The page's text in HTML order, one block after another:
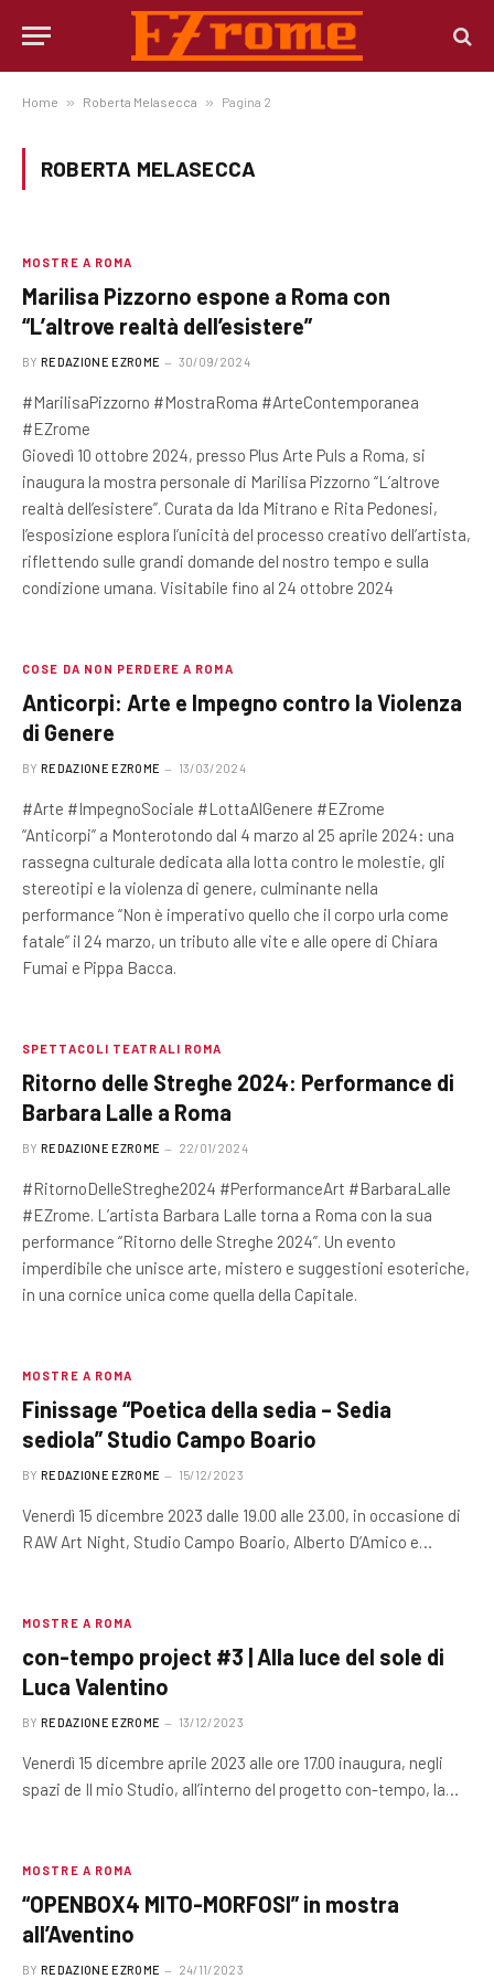
Home » Roberta Melasecca » Pagina 2
ROBERTA MELASECCA
MOSTRE A ROMA
Marilisa Pizzorno espone a Roma con
“L’altrove realtà dell’esistere”
BY REDAZIONE EZROME 30/09/2024
#MarilisaPizzorno #MostraRoma #ArteContemporanea
#EZrome
Giovedì 10 ottobre 2024, presso Plus Arte Puls a Roma, si
inaugura la mostra personale di Marilisa Pizzorno “L’altrove
realtà dell’esistere”. Curata da Ida Mitrano e Rita Pedonesi,
l’esposizione esplora l’unicità del processo creativo dell’artista,
riflettendo sulle grandi domande del nostro tempo e sulla
condizione umana. Visitabile fino al 24 ottobre 2024
COSE DA NON PERDERE A ROMA
Anticorpi: Arte e Impegno contro la Violenza
di Genere
BY REDAZIONE EZROME 13/03/2024
#Arte #ImpegnoSociale #LottaAlGenere #EZrome
“Anticorpi” a Monterotondo dal 4 marzo al 25 aprile 2024: una
rassegna culturale dedicata alla lotta contro le molestie, gli
stereotipi e la violenza di genere, culminante nella
performance “Non è imperativo quello che il corpo urla come
fatale” il 24 marzo, un tributo alle vite e alle opere di Chiara
Fumai e Pippa Bacca.
SPETTACOLI TEATRALI ROMA
Ritorno delle Streghe 2024: Performance di
Barbara Lalle a Roma
BY REDAZIONE EZROME 22/01/2024
#RitornoDelleStreghe2024 #PerformanceArt #BarbaraLalle
#EZrome. L’artista Barbara Lalle torna a Roma con la sua
performance “Ritorno delle Streghe 2024”. Un evento
imperdibile che unisce arte, mistero e suggestioni esoteriche,
in una cornice unica come quella della Capitale.
MOSTRE A ROMA
Finissage “Poetica della sedia – Sedia
sediola” Studio Campo Boario
BY REDAZIONE EZROME 15/12/2023
Venerdì 15 dicembre 2023 dalle 19.00 alle 23.00, in occasione di
RAW Art Night, Studio Campo Boario, Alberto D’Amico e…
MOSTRE A ROMA
con-tempo project #3 | Alla luce del sole di
Luca Valentino
BY REDAZIONE EZROME 13/12/2023
Venerdì 15 dicembre aprile 2023 alle ore 17.00 inaugura, negli
spazi de Il mio Studio, all’interno del progetto con-tempo, la…
MOSTRE A ROMA
“OPENBOX4 MITO-MORFOSI” in mostra
all’Aventino
BY REDAZIONE EZROME 24/11/2023